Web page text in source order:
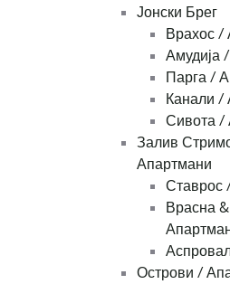
Јонски Брег
Врахос /
Амудија
Парга /
Канали /
Сивота /
Залив
Апартмани
Ставрос
Врасна
Острови /